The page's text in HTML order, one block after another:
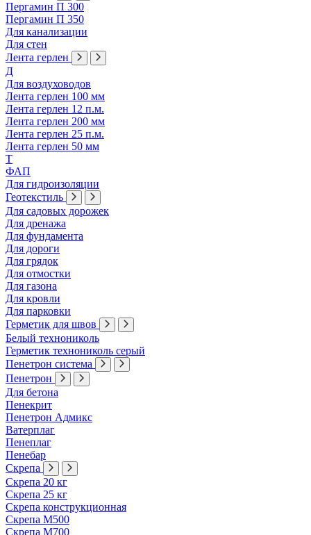
Пергамин П 300
Пергамин П 350
Для канализации
Для стен
Лента герлен
Д
Для воздуховодов
Лента герлен 100 мм
Лента герлен 12 п.м.
Лента герлен 200 мм
Лента герлен 25 п.м.
Лента герлен 50 мм
Т
ФАП
Для гидроизоляции
Геотекстиль
Для садовых дорожек
Для дренажа
Для фундамента
Для дороги
Для грядок
Для отмостки
Для газона
Для кровли
Для парковки
Герметик для швов
Белый технониколь
Герметик технониколь серый
Пенетрон система
Пенетрон
Для бетона
Пенекрит
Пенетрон Адмикс
Ватерплаг
Пенеплаг
Пенебар
Скрепа
Скрепа 20 кг
Скрепа 25 кг
Скрепа конструкционная
Скрепа М500
Скрепа М700